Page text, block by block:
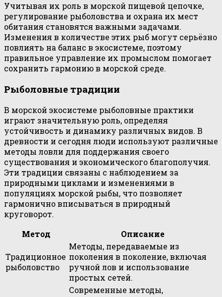
Учитывая их роль в морской пищевой цепочке,
регулирование рыболовства и охрана их мест
обитания становятся важными задачами.
Изменения в количестве этих рыб могут серьёзно
повлиять на баланс в экосистеме, поэтому
правильное управление их промыслом помогает
сохранить гармонию в морской среде.
Рыболовные традиции
В морской экосистеме рыболовные практики
играют значительную роль, определяя
устойчивость и динамику различных видов. В
древности и сегодня люди используют различные
методы ловли для поддержания своего
существования и экономического благополучия.
Эти традиции связаны с наблюдением за
природными циклами и изменениями в
популяциях морской рыбы, что позволяет
гармонично вписываться в природный
круговорот.
Метод
Описание
Традиционное
рыболовство
Методы, передаваемые из
поколения в поколение, включая
ручной лов и использование
простых сетей.
Современные методы,